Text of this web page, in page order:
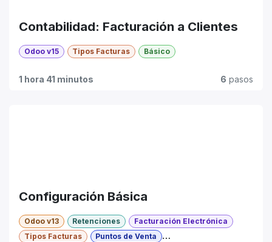
Contabilidad: Facturación a Clientes
Odoo v15 Tipos Facturas Básico
1 hora 41 minutos 6 pasos
Configuración Básica
Odoo v13 Retenciones
Facturación Electrónica
Tipos Facturas
Puntos de Venta